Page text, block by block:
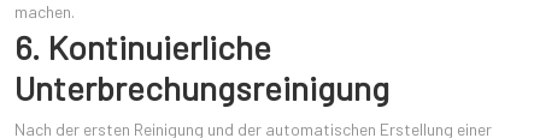
machen.
6. Kontinuierliche
Unterbrechungsreinigung
Nach der ersten Reinigung und der automatischen Erstellung einer